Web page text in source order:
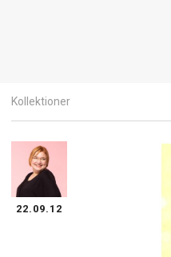
Kollektioner
22.09.12